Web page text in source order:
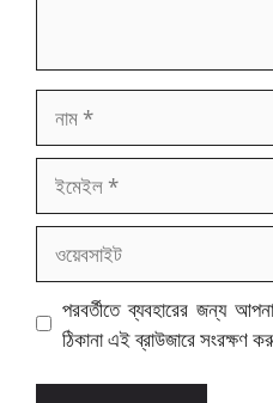
ইমেইল
পরবর্তীতে ব্যবহারের জন্য
ঠিকানা এই ব্রাউজারে সংরক্ষণ